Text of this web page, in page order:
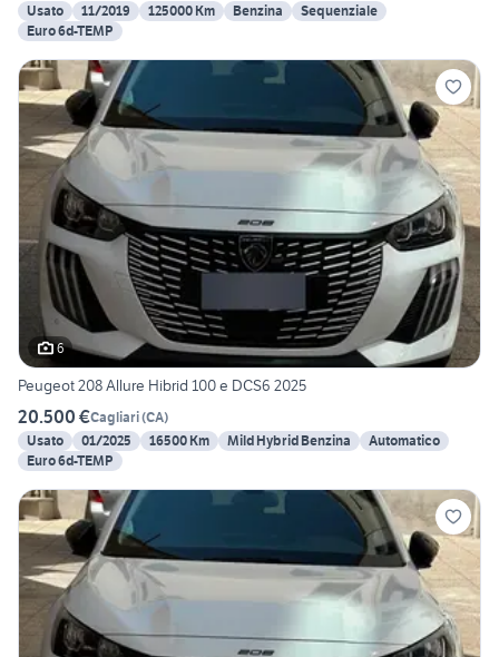
Usato
11/2019 125000 Km Benzina
Sequenziale
Euro 6d-TEMP
6
Peugeot 208 Allure Hibrid 100 e DCS6 2025
20.500 €Cagliari(CA)
Usato
01/2025 16500 Km Mild Hybrid Benzina
Automatico
Euro 6d-TEMP